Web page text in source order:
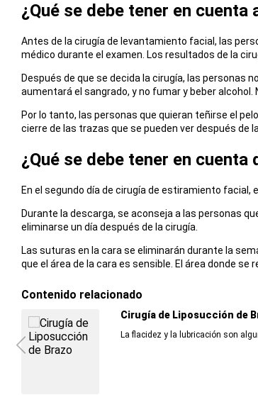
¿Qué se debe tener en cuenta
Antes de la cirugía de levantamiento facial, las
médico durante el examen. Los resultados de la
Después de que se decida la cirugía, las personas
aumentará el sangrado, y no fumar y beber
Por lo tanto, las personas que quieran teñirse el
cierre de las trazas que se pueden ver después de
¿Qué se debe tener en
En el segundo día de cirugía de estiramiento
Durante la descarga, se aconseja a las personas
eliminarse un día después de la cirugía.
Las suturas en la cara se eliminarán durante la
que el área de la cara es sensible. El área donde
Contenido relacionado
Cirugía de Liposucción de
La flacidez y la lubricación son